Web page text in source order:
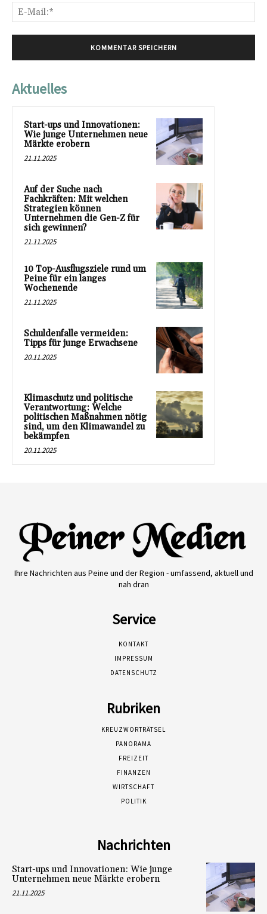
Aktuelles
Start-ups und Innovationen:
Wie junge Unternehmen neue
Märkte erobern
21.11.2025
Auf der Suche nach
Fachkräften: Mit welchen
Strategien können
Unternehmen die Gen-Z für
sich gewinnen?
21.11.2025
10 Top-Ausflugsziele rund um
Peine für ein langes
Wochenende
21.11.2025
Schuldenfalle vermeiden:
Tipps für junge Erwachsene
20.11.2025
Klimaschutz und politische
Verantwortung: Welche
politischen Maßnahmen nötig
sind, um den Klimawandel zu
bekämpfen
20.11.2025
Ihre Nachrichten aus Peine und der Region - umfassend, aktuell und
nah dran
Service
KONTAKT
IMPRESSUM
DATENSCHUTZ
Rubriken
KREUZWORTRÄTSEL
PANORAMA
FREIZEIT
FINANZEN
WIRTSCHAFT
POLITIK
Nachrichten
Start-ups und Innovationen: Wie junge
Unternehmen neue Märkte erobern
21.11.2025